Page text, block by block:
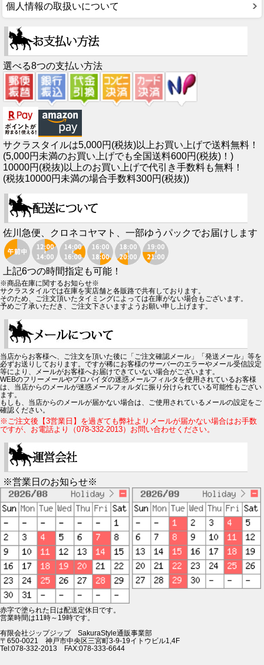
個人情報の取扱いについて
選べる8つの支払い方法
サクラスタイルは5,000円(税抜)以上お買い上げで送料無料！
(5,000円未満のお買い上げでも全国送料600円(税抜)！)
10000円(税抜)以上のお買い上げで代引き手数料も無料！
(税抜10000円未満の場合手数料300円(税抜))
佐川急便、クロネコヤマト、一部ゆうパックでお届けします
上記6つの時間指定も可能！
※商品在庫に関するお知らせ※
サクラスタイルでは在庫を実店舗と各販路で共有しております。
そのため、ご注文頂いたタイミングによっては在庫がない場合もございます。
予めご了承いただき、ご注文下さいますようお願い申し上げます。
当店からお客様へ、ご注文を頂いた後に「ご注文確認メール」「発送メール」等を
必ずお送りしております。ですが稀にお客様のサーバーのエラーやメール受信設定
等により、メールがお客様へお届けできていない場合がございます。
WEBのフリーメールやプロバイダの迷惑メールフィルタを使用されているお客様
は、当店からのメールが迷惑メールフォルダに振り分けられている可能性もござい
ます。
もしも、当店からのメールが届かない場合は、ご使用されているメールの設定をご
確認ください。
※ご注文後【3営業日】を過ぎても弊社よりメールが届かない場合はお手数
ですが、お電話より（078-332-2013）お問い合わせください。
※営業日のお知らせ※
赤字で塗られた日は配送定休日です。
営業時間は11時～19時です。
有限会社ジップジップ SakuraStyle通販事業部
〒650-0021 神戸市中央区三宮町3-9-19イトウビル1,4F
Tel:078-332-2013 FAX:078-333-6644